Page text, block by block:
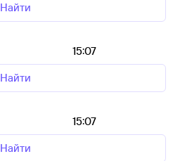
Найти
15:07
Найти
15:07
Найти